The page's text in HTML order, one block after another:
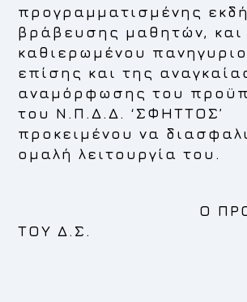
προγραμματισμένης
βράβευσης μαθητών, και
καθιερωμένου
επίσης και της
αναμόρφωσης του
του Ν.Π.Δ.Δ. ‘ΣΦΗΤΤΟΣ’
προκειμένου να
ομαλή λειτουργία του.
Ο
ΤΟΥ Δ.Σ.